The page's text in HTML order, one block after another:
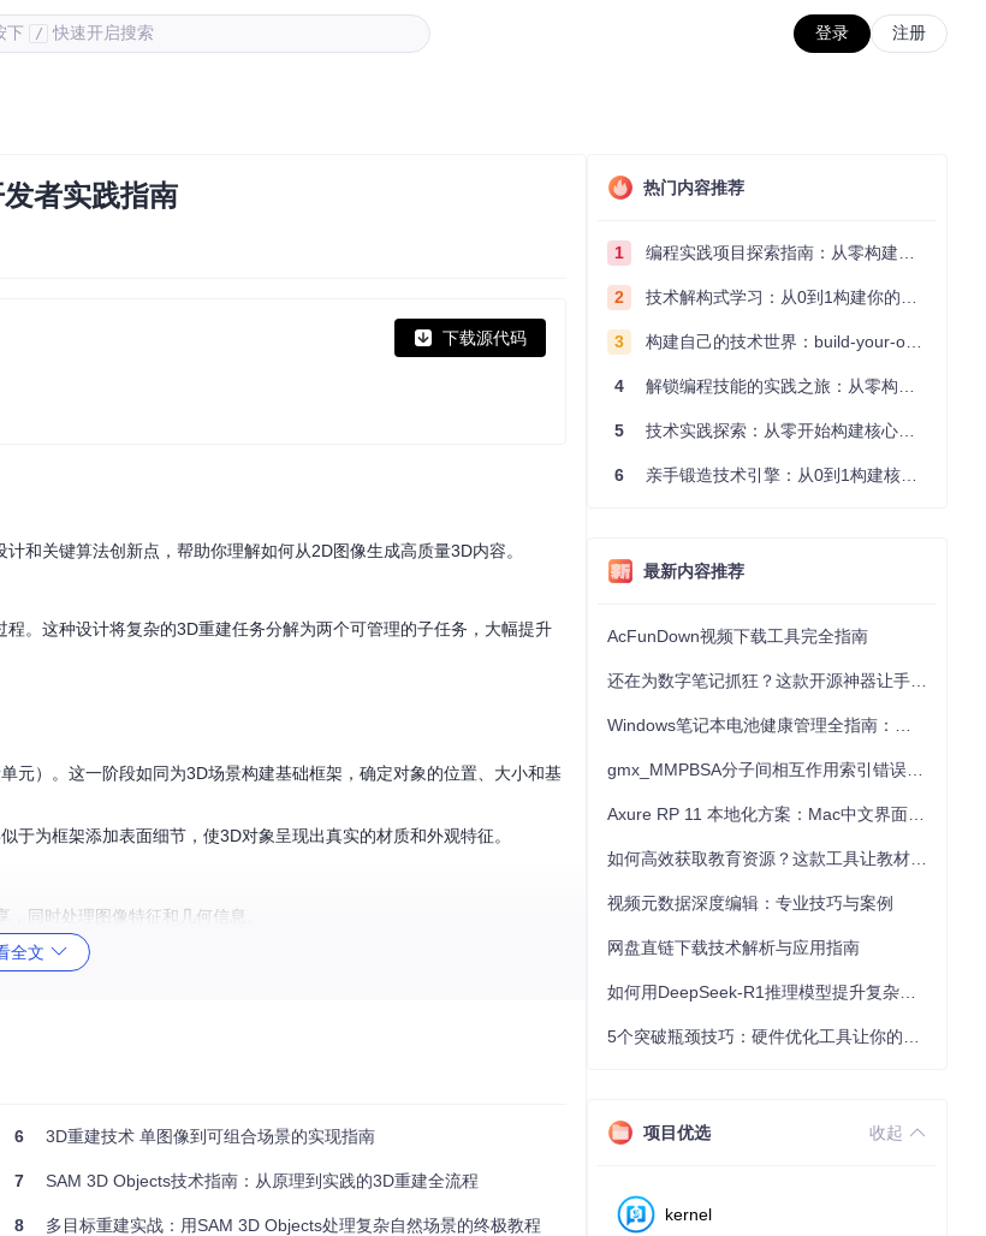
下 / 快速开启搜索 登录 注册
者实践指南
下载源代码
和关键算法创新点，帮助你理解如何从2D图像生成高质量3D内容。
。这种设计将复杂的3D重建任务分解为两个可管理的子任务，大幅提升
元）。这一阶段如同为3D场景构建基础框架，确定对象的位置、大小和基
为框架添加表面细节，使3D对象呈现出真实的材质和外观特征。
同时处理图像特征和几何信息。
区域，提升对象边界的重建精度。
量
全文
6 3D重建技术 单图像到可组合场景的实现指南
7 SAM 3D Objects技术指南：从原理到实践的3D重建全流程
8 多目标重建实战：用SAM 3D Objects处理复杂自然场景的终极教程
热门内容推荐
1 编程实践项目探索指南：从零构建技术能力体系
2 技术解构式学习：从0到1构建你的编程知识体系
3 构建自己的技术世界：build-your-own-x项目的实践探索指南
4 解锁编程技能的实践之旅：从零构建你的技术世界
5 技术实践探索：从零开始构建核心系统的实践指南
6 亲手锻造技术引擎：从0到1构建核心系统的实践指南
最新内容推荐
AcFunDown视频下载工具完全指南
视频元数据深度编辑：专业技巧与案例
网盘直链下载技术解析与应用指南
项目优选 收起
kernel